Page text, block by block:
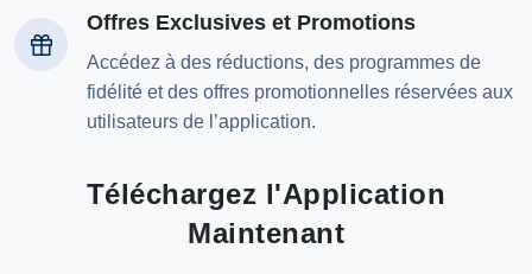
Offres Exclusives et Promotions
Accédez à des réductions, des programmes de
fidélité et des offres promotionnelles réservées aux
utilisateurs de l’application.
Téléchargez l'Application
Maintenant